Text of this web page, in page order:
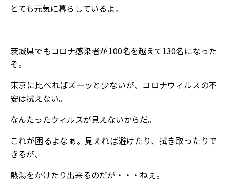
とても元気に暮らしているよ。
茨城県でもコロナ感染者が100名を越えて130名になった
ぞ。
東京に比べればズーッと少ないが、コロナウィルスの不
安は拭えない。
なんたったウィルスが見えないからだ。
これが困るよなぁ。見えれば避けたり、拭き取ったりで
きるが、
熱湯をかけたり出来るのだが・・・ねぇ。